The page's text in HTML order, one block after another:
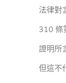
法律對
310 條
證明所
但這不